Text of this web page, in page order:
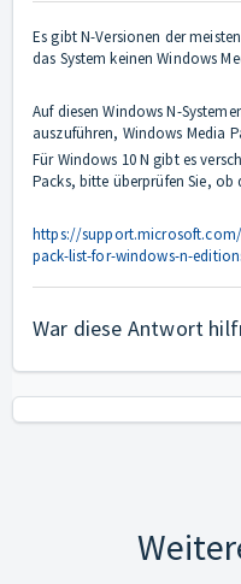
Es gibt N-Versionen der
das System keinen Windows
Auf diesen Windows N-
auszuführen, Windows Media
Für Windows 10 N gibt es
Packs, bitte überprüfen Sie,
https://
pack-list-for-windows-n-
War diese Antwort